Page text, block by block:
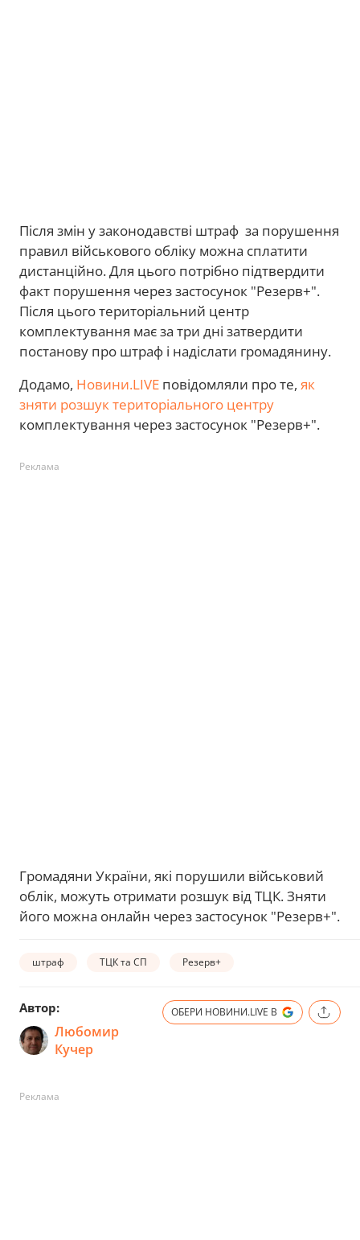
Після змін у законодавстві штраф за порушення
правил військового обліку можна сплатити
дистанційно. Для цього потрібно підтвердити
факт порушення через застосунок "Резерв+".
Після цього територіальний центр
комплектування має за три дні затвердити
постанову про штраф і надіслати громадянину.
Додамо, Новини.LIVE повідомляли про те, як
зняти розшук територіального центру
комплектування через застосунок "Резерв+".
Реклама
Громадяни України, які порушили військовий
облік, можуть отримати розшук від ТЦК. Зняти
його можна онлайн через застосунок "Резерв+".
штраф ТЦК та СП Резерв+
Автор:
Любомир
Кучер
ОБЕРИ НОВИНИ.LIVE В
Реклама